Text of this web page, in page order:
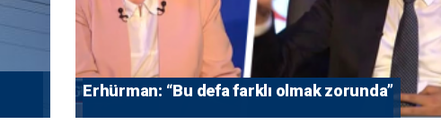
Erhürman: “Bu defa farklı olmak zorunda”